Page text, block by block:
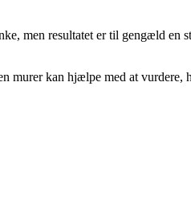
men resultatet er til gengæld en
murer kan hjælpe med at vurdere,